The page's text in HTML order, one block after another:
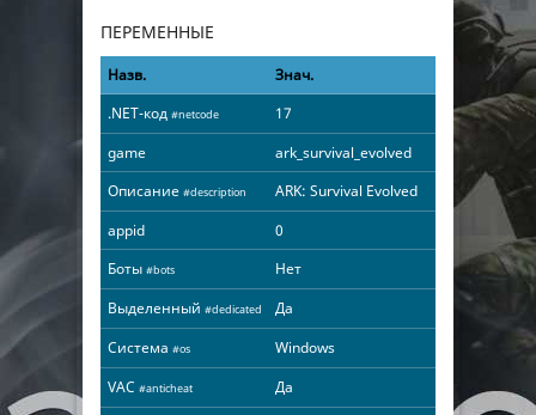
ПЕРЕМЕННЫЕ
Назв.
Знач.
.NET-код #netcode
17
game
ark_survival_evolved
Описание #description
ARK: Survival Evolved
appid
0
Боты #bots
Нет
Выделенный #dedicated
Да
Система #os
Windows
VAC #anticheat
Да